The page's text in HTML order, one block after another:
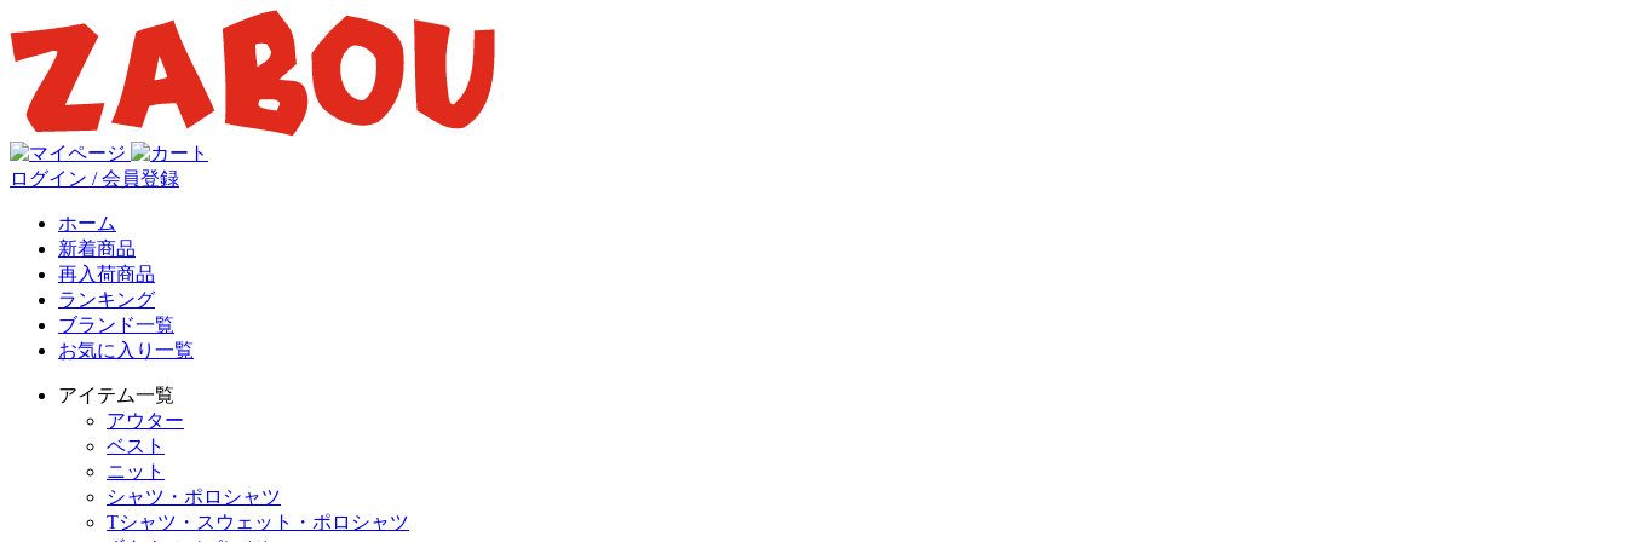
ログイン / 会員登録
ホーム
新着商品
再入荷商品
ランキング
ブランド一覧
お気に入り一覧
アイテム一覧
アウター
ベスト
ニット
シャツ・ポロシャツ
Tシャツ・スウェット・ポロシャツ